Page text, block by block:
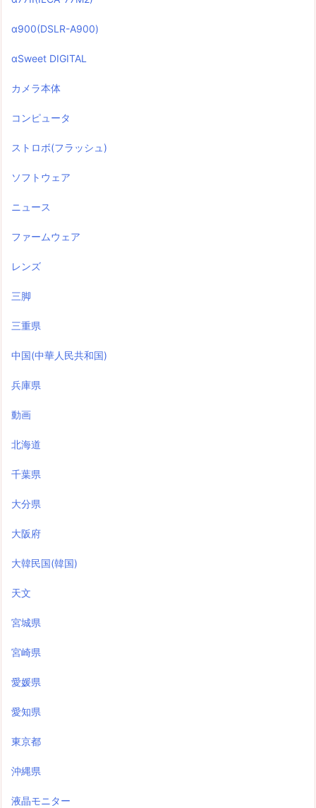
α900(DSLR-A900)
αSweet DIGITAL
カメラ本体
コンピュータ
ストロボ(フラッシュ)
ソフトウェア
ニュース
ファームウェア
レンズ
三脚
三重県
中国(中華人民共和国)
兵庫県
動画
北海道
千葉県
大分県
大阪府
大韓民国(韓国)
天文
宮城県
宮崎県
愛媛県
愛知県
東京都
沖縄県
液晶モニター